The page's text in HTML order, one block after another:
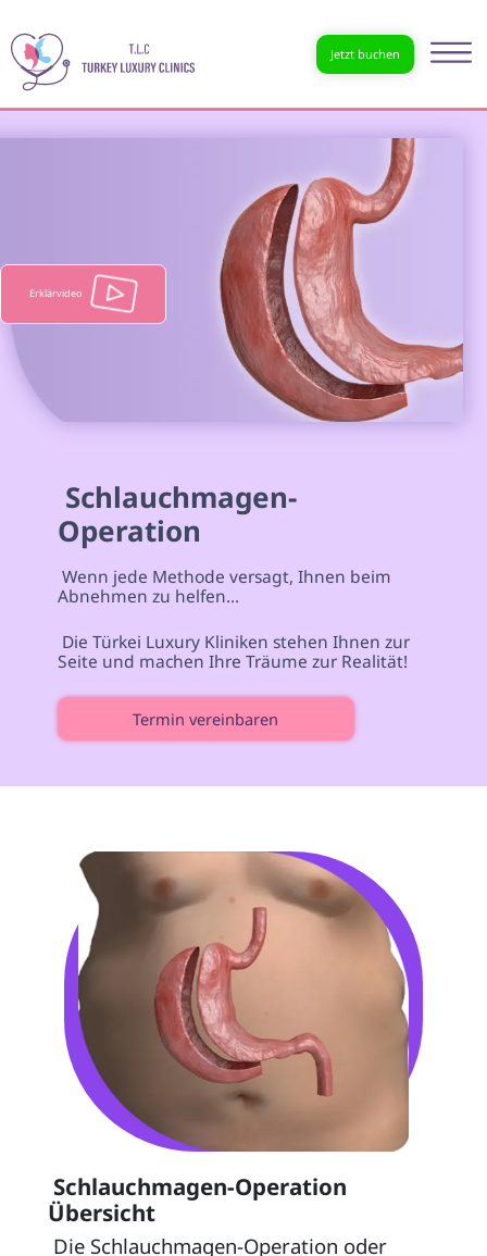
Jetzt buchen
Operation
Abnehmen zu helfen...
Seite und machen Ihre Träume zur Realität!
Termin vereinbaren
Erklärvideo
Übersicht